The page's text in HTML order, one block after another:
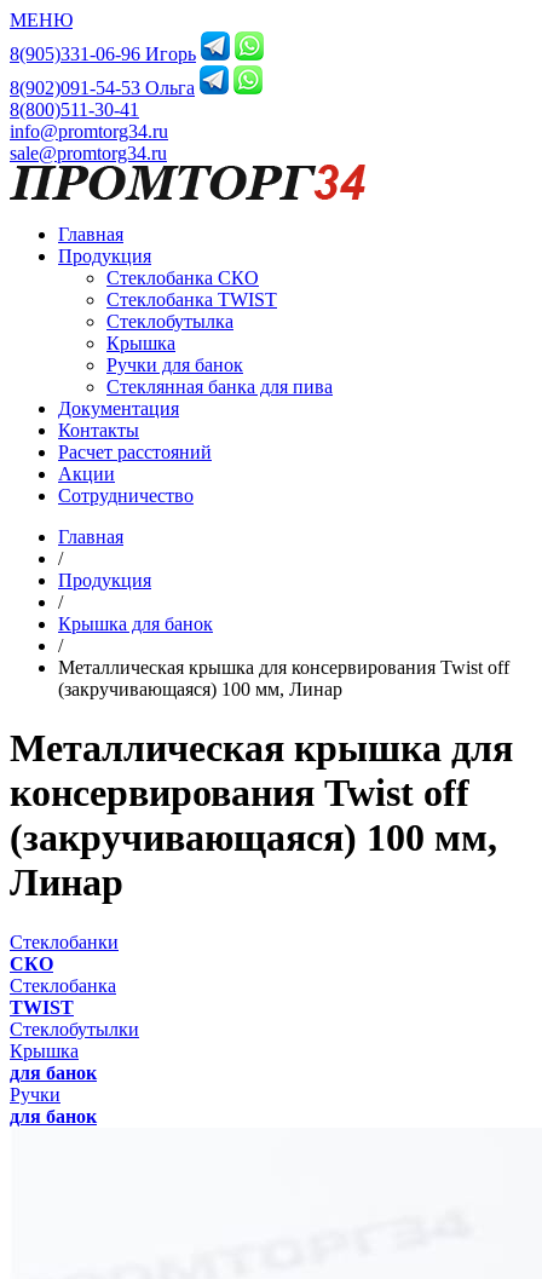
МЕНЮ
8(905)331-06-96 Игорь
8(902)091-54-53 Ольга
8(800)511-30-41
info@promtorg34.ru
sale@promtorg34.ru
Главная
Продукция
Стеклобанка СКО
Стеклобанка TWIST
Стеклобутылка
Крышка
Ручки для банок
Стеклянная банка для пива
Документация
Контакты
Расчет расстояний
Акции
Сотрудничество
Главная
/
Продукция
/
Крышка для банок
/
Металлическая крышка для консервирования Twist off
(закручивающаяся) 100 мм, Линар
Металлическая крышка для
консервирования Twist off
(закручивающаяся) 100 мм,
Линар
Стеклобанки
СКО
Стеклобанка
TWIST
Стеклобутылки
Крышка
для банок
Ручки
для банок